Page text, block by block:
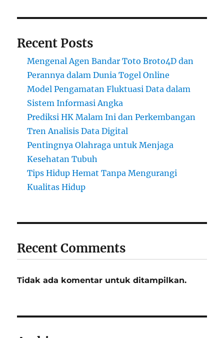
Recent Posts
Mengenal Agen Bandar Toto Broto4D dan
Perannya dalam Dunia Togel Online
Model Pengamatan Fluktuasi Data dalam
Sistem Informasi Angka
Prediksi HK Malam Ini dan Perkembangan
Tren Analisis Data Digital
Pentingnya Olahraga untuk Menjaga
Kesehatan Tubuh
Tips Hidup Hemat Tanpa Mengurangi
Kualitas Hidup
Recent Comments
Tidak ada komentar untuk ditampilkan.